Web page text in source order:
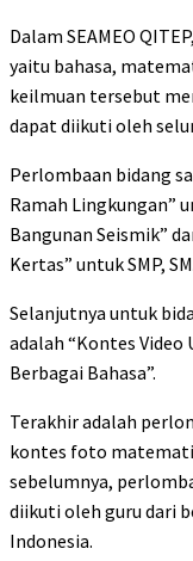
Dalam SEAMEO
yaitu bahasa,
keilmuan tersebut
dapat diikuti oleh
Perlombaan bidang
Ramah Lingkungan”
Bangunan Seismik”
Kertas” untuk SMP,
Selanjutnya untuk
adalah “Kontes Video
Berbagai Bahasa”.
Terakhir adalah
kontes foto
sebelumnya,
diikuti oleh guru dari
Indonesia.